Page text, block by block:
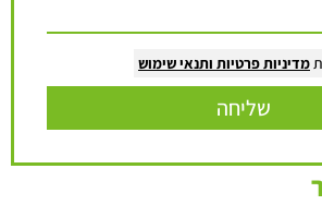
מדיניות פרטיות ותנאי שימוש
שליחה